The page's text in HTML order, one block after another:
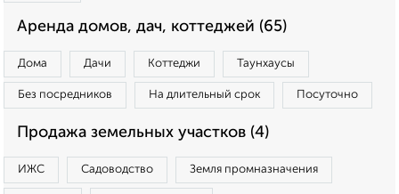
Аренда домов, дач, коттеджей (65)
Дома Дачи Коттеджи Таунхаусы
Без посредников На длительный срок Посуточно
Продажа земельных участков (4)
ИЖС Садоводство Земля промназначения